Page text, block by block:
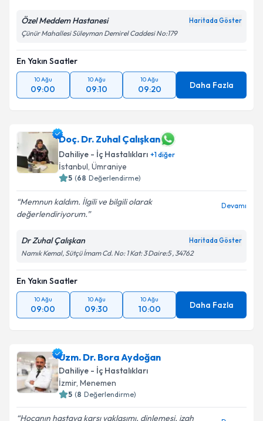
Özel Meddem Hastanesi Haritada Göster
Çünür Mahallesi Süleyman Demirel Caddesi No:179
En Yakın Saatler
10 Ağu
09:00
10 Ağu
09:10
10 Ağu
09:20 Daha Fazla
Doç. Dr. Zuhal Çalışkan
Dahiliye - İç Hastalıkları +1diğer
İstanbul, Ümraniye
5 (68 Değerlendirme)
Memnun kaldım. İlgili ve bilgili olarak
değerlendiriyorum.
Devamı
Dr Zuhal Çalışkan Haritada Göster
Namık Kemal, Sütçü İmam Cd. No: 1 Kat: 3 Daire:5 , 34762
En Yakın Saatler
10 Ağu
09:00
10 Ağu
09:30
10 Ağu
10:00 Daha Fazla
Uzm. Dr. Bora Aydoğan
Dahiliye - İç Hastalıkları
İzmir, Menemen
5 (8 Değerlendirme)
Hocanın hastaya karşı yaklaşımı, dinlemesi, izah